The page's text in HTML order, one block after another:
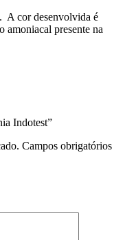
A cor desenvolvida é
amoniacal presente na
Indotest”
Campos obrigatórios